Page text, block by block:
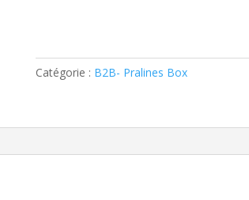
Catégorie : B2B- Pralines Box